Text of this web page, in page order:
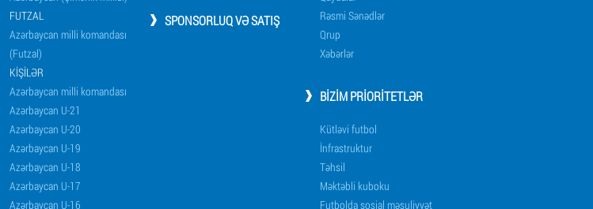
FUTZAL
Azərbaycan milli komandası
(Futzal)
KIŞILƏR
Azərbaycan milli komandası
Azərbaycan U-21
Azərbaycan U-20
Azərbaycan U-19
Azərbaycan U-18
Azərbaycan U-17
Azərbaycan U-16
SPONSORLUQ VƏ SATIŞ
Rəsmi Sənədlər
Qrup
Xəbərlər
BIZIM PRIORITETLƏR
Kütləvi futbol
İnfrastruktur
Təhsil
Məktəbli kuboku
Futbolda sosial məsuliyyət